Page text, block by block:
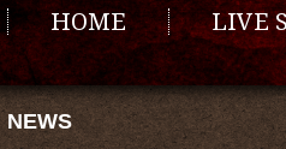
HOME LIVE
NEWS